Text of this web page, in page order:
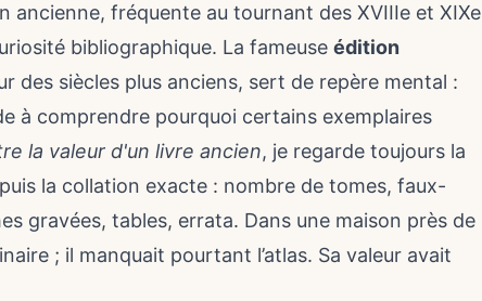
ancienne, fréquente au tournant des XVIIIe et XIXe
bibliographique. La fameuse édition
des siècles plus anciens, sert de repère mental :
à comprendre pourquoi certains exemplaires
la valeur d'un livre ancien, je regarde toujours la
la collation exacte : nombre de tomes, faux-
gravées, tables, errata. Dans une maison près de
; il manquait pourtant l’atlas. Sa valeur avait